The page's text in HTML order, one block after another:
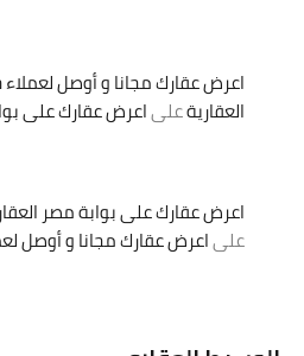
اعرض عقارك مجانا و أوصل
العقاريةعلىاعرض عقارك على
اعرض عقارك على بوابة مصر
علىاعرض عقارك مجانا و أوصل